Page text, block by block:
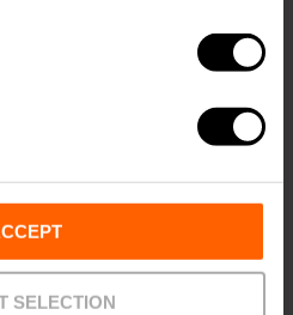
SELECTION